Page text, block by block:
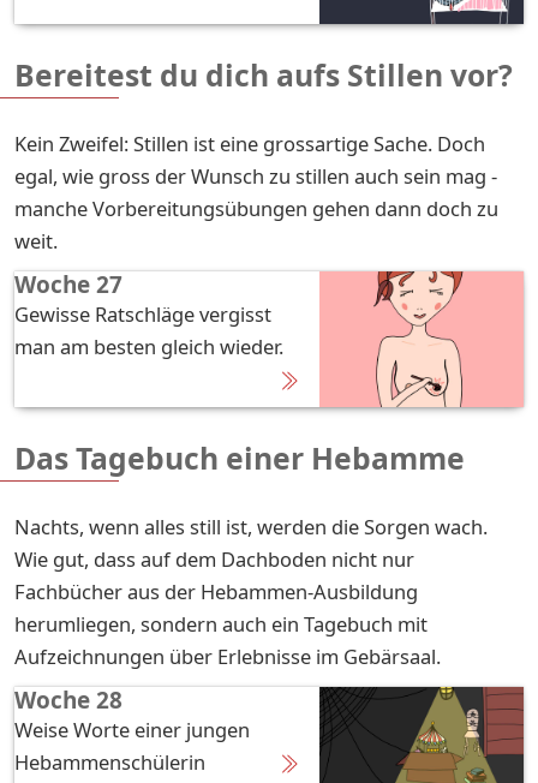
Bereitest du dich aufs Stillen vor?
Kein Zweifel: Stillen ist eine grossartige Sache. Doch
egal, wie gross der Wunsch zu stillen auch sein mag -
manche Vorbereitungsübungen gehen dann doch zu
weit.
Woche 27
Gewisse Ratschläge vergisst
man am besten gleich wieder.
Das Tagebuch einer Hebamme
Nachts, wenn alles still ist, werden die Sorgen wach.
Wie gut, dass auf dem Dachboden nicht nur
Fachbücher aus der Hebammen-Ausbildung
herumliegen, sondern auch ein Tagebuch mit
Aufzeichnungen über Erlebnisse im Gebärsaal.
Woche 28
Weise Worte einer jungen
Hebammenschülerin